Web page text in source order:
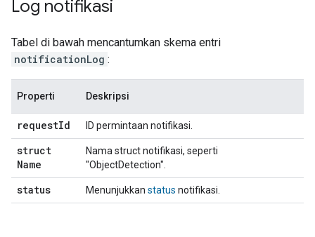
Log notifikasi
Tabel di bawah mencantumkan skema entri
notificationLog :
Properti Deskripsi
requestId ID permintaan notifikasi.
struct
Name
Nama struct notifikasi, seperti
"ObjectDetection".
status Menunjukkan status notifikasi.